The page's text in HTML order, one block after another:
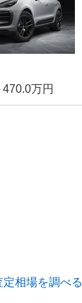
万円
相場を調べる